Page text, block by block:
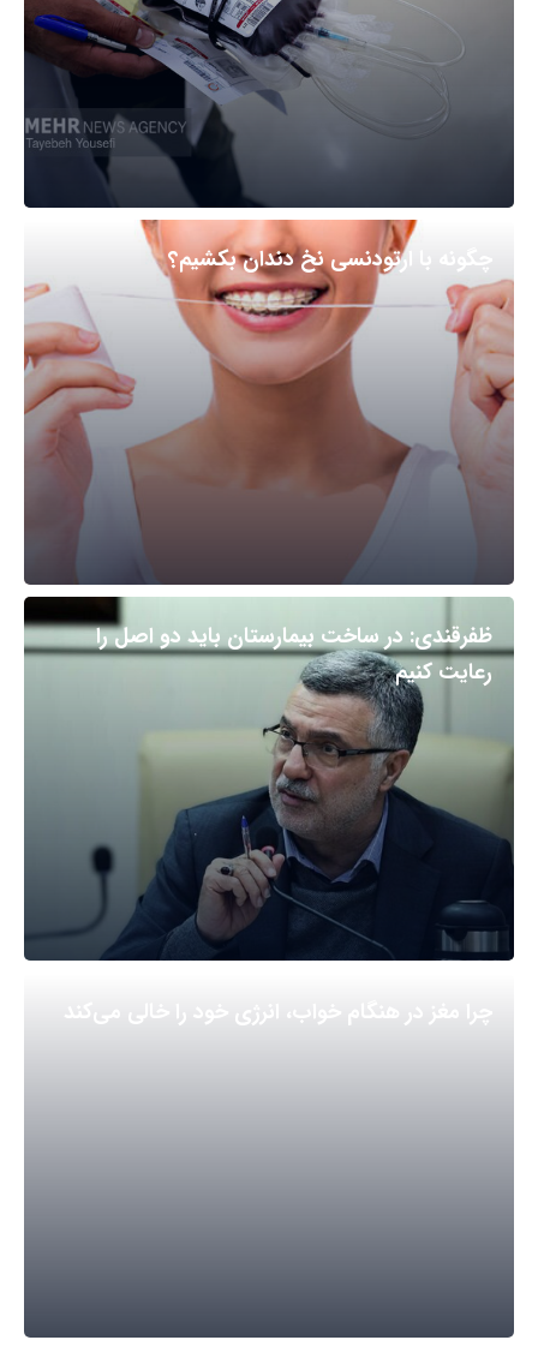
چگونه با ارتودنسی نخ دندان بکشیم؟
ظفرقندی: در ساخت بیمارستان باید دو اصل را
رعایت کنیم
چرا مغز در هنگام خواب، انرژی خود را خالی می‌کند